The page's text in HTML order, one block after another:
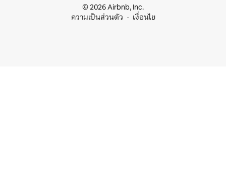
© 2026 Airbnb, Inc.
ความเป็นส่วนตัว
เงื่อนไข